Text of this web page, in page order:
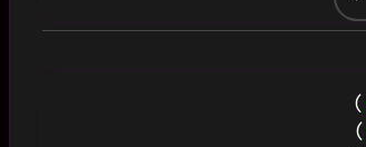
)
)